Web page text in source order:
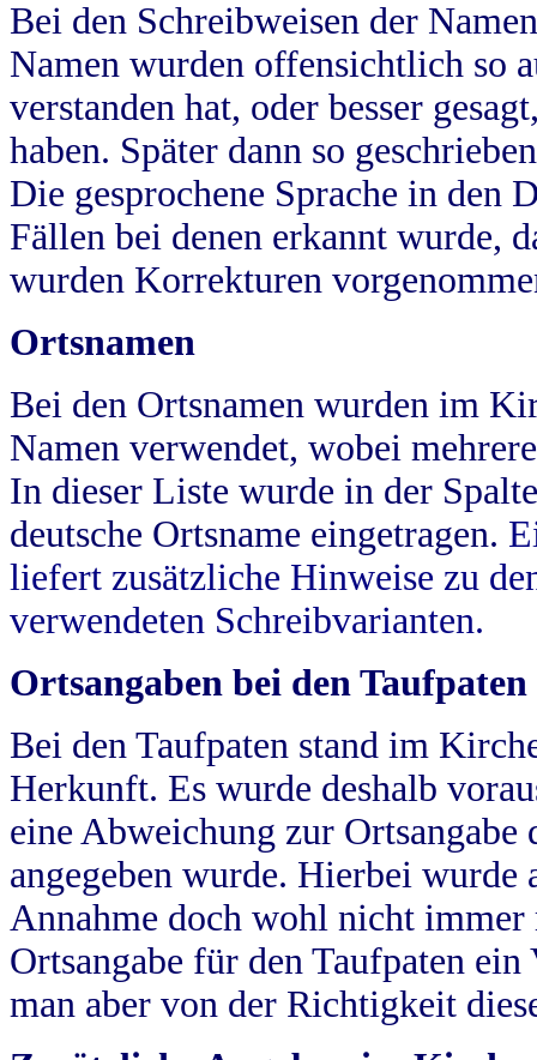
Bei den Schreibweisen der
Namen wurden offensichtlich so
verstanden hat, oder besser
haben. Später dann so
Die gesprochene Sprache in
Fällen bei denen erkannt wurde,
wurden Korrekturen
Ortsnamen
Bei den Ortsnamen wurden im
Namen verwendet, wobei
In dieser Liste wurde in der
deutsche Ortsname eingetragen.
liefert zusätzliche Hinweise zu
verwendeten Schreibvarianten.
Ortsangaben bei den Taufpaten
Bei den Taufpaten stand im
Herkunft. Es wurde deshalb
eine Abweichung zur
angegeben wurde. Hierbei wurde
Annahme doch wohl nicht
Ortsangabe für den Taufpaten
man aber von der Richtigkeit